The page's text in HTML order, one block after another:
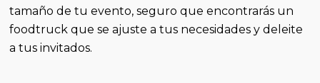
tamaño de tu evento, seguro que encontrarás un
foodtruck que se ajuste a tus necesidades y deleite
a tus invitados.